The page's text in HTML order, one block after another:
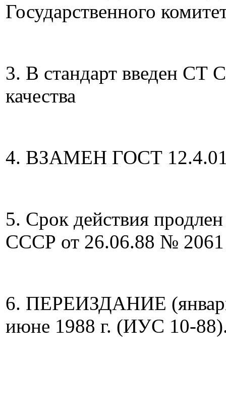
Государственного
3. В стандарт введен СТ
качества
4. ВЗАМЕН ГОСТ
5. Срок действия
СССР от 26.06.88 № 2061
6. ПЕРЕИЗДАНИЕ
июне 1988 г. (ИУС 10-